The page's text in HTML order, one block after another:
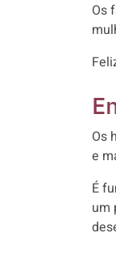
Os
Os
e
É
um